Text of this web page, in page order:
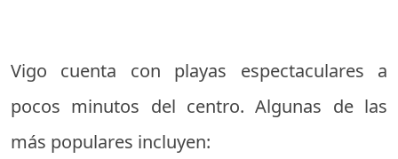
Vigo cuenta con playas espectaculares a
pocos minutos del centro. Algunas de las
más populares incluyen: